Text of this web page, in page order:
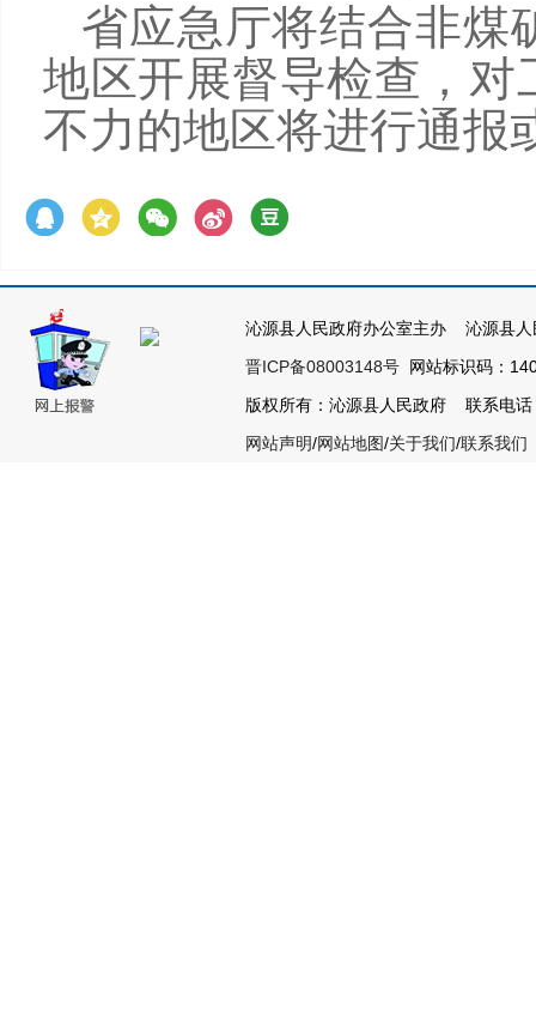
省应急厅将结合非煤
地区开展督导检查，
不力的地区将进行通报
沁源县人民政府办公室主办 沁源县
晋ICP备08003148号 网站标识码：
版权所有：沁源县人民政府 联系电
网站声明/网站地图/关于我们/联系我们